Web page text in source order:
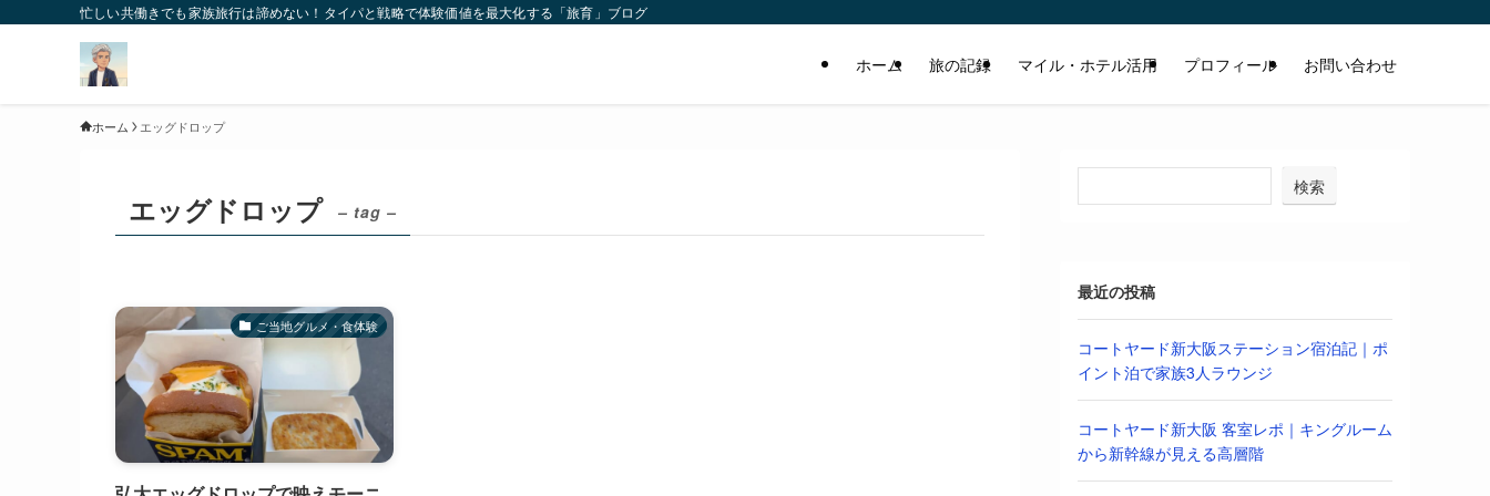
忙しい共働きでも家族旅行は諦めない！タイパと戦略で体験価値を最大化する「旅育」ブログ
ホーム 旅の記録 マイル・ホテル活用 プロフィール お問い合わせ
ホーム エッグドロップ
エッグドロップ – tag –
ご当地グルメ・食体験
検索
最近の投稿
コートヤード新大阪ステーション宿泊記｜ポ
イント泊で家族3人ラウンジ
コートヤード新大阪 客室レポ｜キングルーム
から新幹線が見える高層階